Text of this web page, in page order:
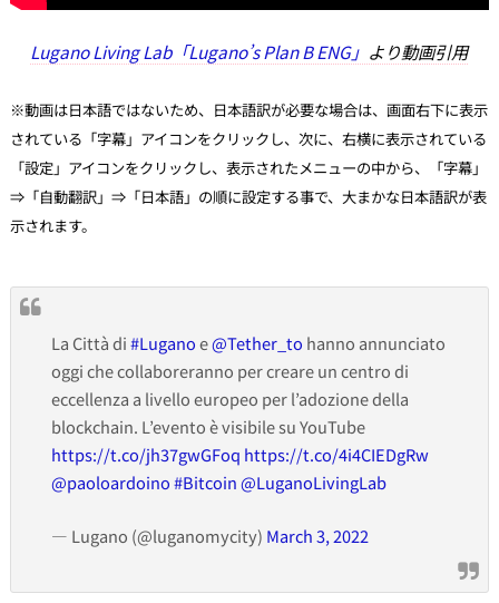
Lugano Living Lab「Lugano’s Plan B ENG」 より動画引用
※動画は日本語ではないため、日本語訳が必要な場合は、画面右下に表示
されている「字幕」アイコンをクリックし、次に、右横に表示されている
「設定」アイコンをクリックし、表示されたメニューの中から、「字幕」
⇒「自動翻訳」⇒「日本語」の順に設定する事で、大まかな日本語訳が表
示されます。
La Città di#Luganoe@Tether_to hanno annunciato
oggi che collaboreranno per creare un centro di
eccellenza a livello europeo per l’adozione della
blockchain. L’evento è visibile su YouTube
https://t.co/jh37gwGFoq https://t.co/4i4CIEDgRw
@paoloardoino #Bitcoin @LuganoLivingLab
— Lugano (@luganomycity) March 3, 2022